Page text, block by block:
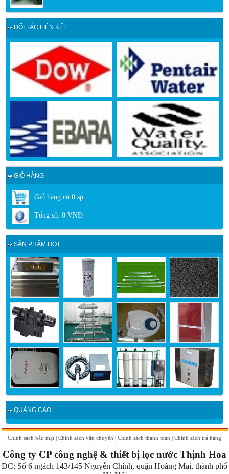
ĐỐI TÁC LIÊN KẾT
GIỎ HÀNG
Giỏ hàng có 0 sp
Tổng số: 0 VNĐ
SẢN PHẨM HOT
QUẢNG CÁO
Chính sách bảo mật | Chính sách vận chuyển | Chính sách thanh toán | Chính sách trả hàng
Công ty CP công nghệ & thiết bị lọc nước Thịnh Hoa
ĐC: Số 6 ngách 143/145 Nguyễn Chính, quận Hoàng Mai, thành phố